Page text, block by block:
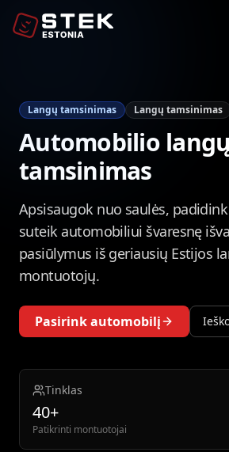
Langų tamsinimas Langų tamsinimas
Automobilio langų
tamsinimas
Apsisaugok nuo saulės,
suteik automobiliui švaresnę
pasiūlymus iš geriausių Estijos
montuotojų.
Pasirink automobilį
Tinklas
40+
Patikrinti montuotojai